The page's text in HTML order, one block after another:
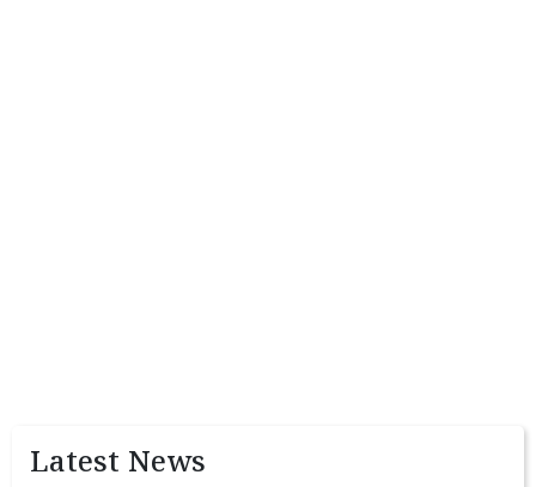
Latest News